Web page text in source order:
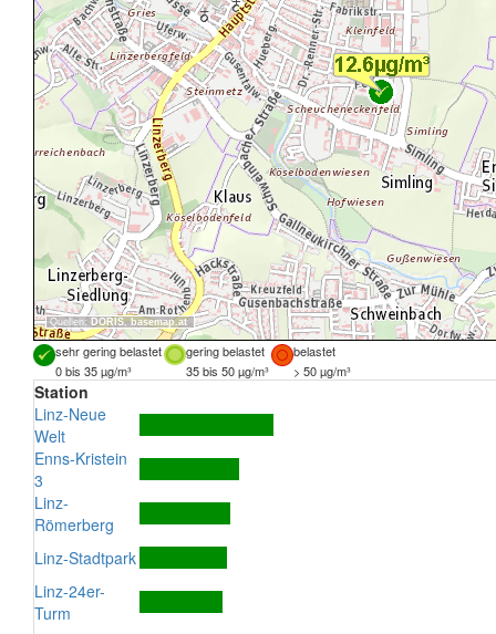
Quellen: DORIS, basemap.at
sehr gering belastet gering belastet
belastet
0 bis 35 µg/m³
35 bis 50 µg/m³ > 50 µg/m³
Station
Linz-Neue
Welt
Enns-Kristein
3
Linz-
Römerberg
Linz-Stadtpark
Linz-24er-
Turm